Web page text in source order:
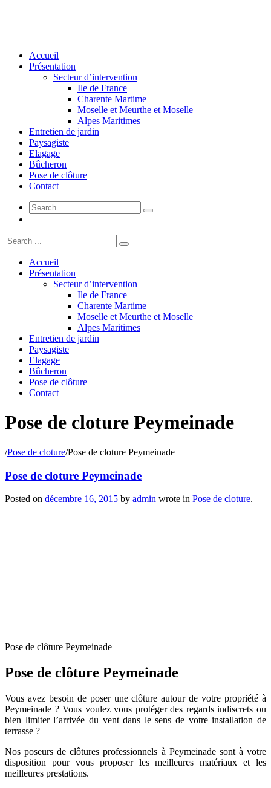
Accueil
Présentation
Secteur d’intervention
Ile de France
Charente Martime
Moselle et Meurthe et Moselle
Alpes Maritimes
Entretien de jardin
Paysagiste
Elagage
Bûcheron
Pose de clôture
Contact
Accueil
Présentation
Secteur d’intervention
Ile de France
Charente Martime
Moselle et Meurthe et Moselle
Alpes Maritimes
Entretien de jardin
Paysagiste
Elagage
Bûcheron
Pose de clôture
Contact
Pose de cloture Peymeinade
/Pose de cloture/Pose de cloture Peymeinade
Pose de cloture Peymeinade
Posted on décembre 16, 2015 by admin wrote in Pose de cloture.
Pose de clôture Peymeinade
Pose de clôture Peymeinade
Vous avez besoin de poser une clôture autour de votre propriété à
Peymeinade ? Vous voulez vous protéger des regards indiscrets ou
bien limiter l’arrivée du vent dans le sens de votre installation de
terrasse ?
Nos poseurs de clôtures professionnels à Peymeinade sont à votre
disposition pour vous proposer les meilleures matériaux et les
meilleures prestations.